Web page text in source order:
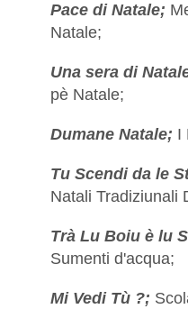
Pace di Natale;
Natale;
Una sera di
pè Natale;
Dumane Natale; I
Tu Scendi da le
Natali Tradiziunali
Trà Lu Boiu è lu
Sumenti d'acqua;
Mi Vedi Tù ?;